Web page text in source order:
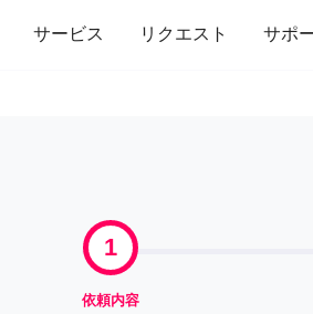
サービス リクエスト サポ
家事 引っ越し インテリア
1
依頼内容